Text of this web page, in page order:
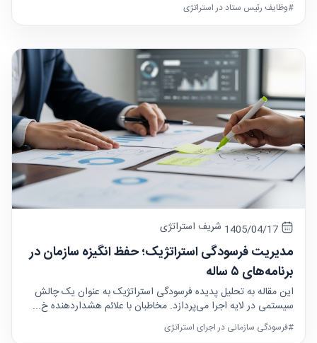
#وظایف رئیس ستاد در استراتژی
شریف استراتژی
مدیریت فرسودگی استراتژیک؛ حفظ انگیزه سازمان در
برنامه‌های ۵ ساله
این مقاله به تحلیل پدیده فرسودگی استراتژیک به عنوان یک چالش
سیستمی در لایه اجرا می‌پردازد. مخاطبان با علائم هشداردهنده خ...
#فرسودگی سازمانی در اجرای استراتژی